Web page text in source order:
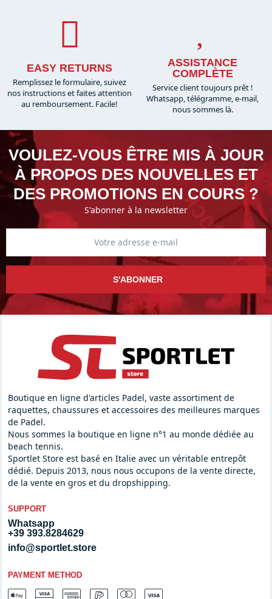
EASY RETURNS
Remplissez le formulaire, suivez
nos instructions et faites attention
au remboursement. Facile!
ASSISTANCE
COMPLÈTE
Service client toujours prêt !
Whatsapp, télégramme, e-mail,
nous sommes là.​
VOULEZ-VOUS ÊTRE MIS À JOUR
À PROPOS DES NOUVELLES ET
DES PROMOTIONS EN COURS ?
S'abonner à la newsletter
S'ABONNER
Boutique en ligne d'articles Padel, vaste assortiment de
raquettes, chaussures et accessoires des meilleures marques
de Padel.
Nous sommes la boutique en ligne n°1 au monde dédiée au
beach tennis.
Sportlet Store est basé en Italie avec un véritable entrepôt
dédié. Depuis 2013, nous nous occupons de la vente directe,
de la vente en gros et du dropshipping.
SUPPORT
Whatsapp
+39 393.8284629
info@sportlet.store
PAYMENT METHOD